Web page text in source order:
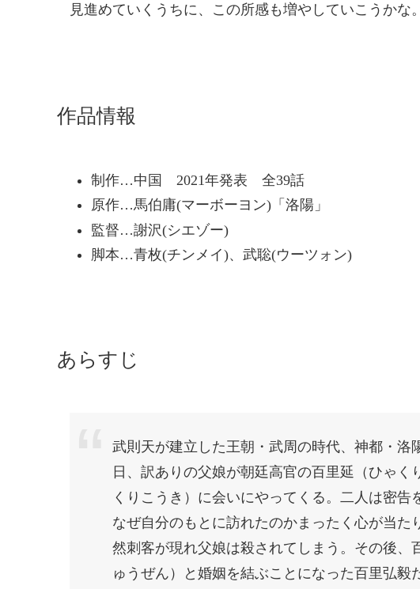
見進めていくうちに、この所感も増やしていこうかな。
作品情報
制作…中国 2021年発表 全39話
原作…馬伯庸(マーボーヨン)「洛陽」
監督…謝沢(シエゾー)
脚本…青枚(チンメイ)、武聡(ウーツォン)
あらすじ
武則天が建立した王朝・武周の時代、神都・洛
日、訳ありの父娘が朝廷高官の百里延（ひゃ
くりこうき）に会いにやってくる。二人は密
なぜ自分のもとに訪れたのかまったく心が当た
然刺客が現れ父娘は殺されてしまう。その後、
ゅうぜん）と婚姻を結ぶことになった百里弘